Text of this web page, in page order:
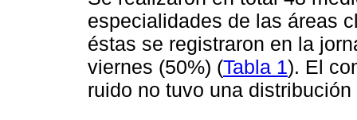
especialidades de las áreas
éstas se registraron en la
viernes (50%) (Tabla 1). El
ruido no tuvo una distribución